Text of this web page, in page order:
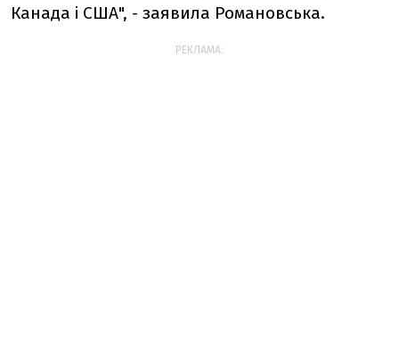
Канада і США", - заявила Романовська.
РЕКЛАМА: